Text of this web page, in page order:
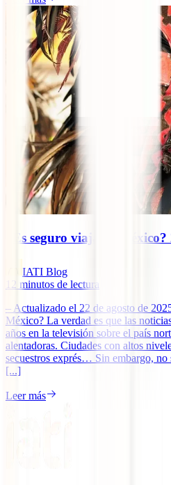
¿Es seguro viajar a México?
IATI Blog
minutos de lectura
– Actualizado el 22 de agosto de
México? La verdad es que las
años en la televisión sobre el país
alentadoras. Ciudades con altos
secuestros exprés… Sin embargo, no
[...]
Leer más